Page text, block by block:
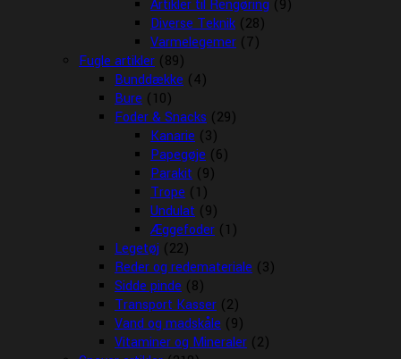
Artikler til Rengøring (9)
Diverse Teknik (28)
Varmelegemer (7)
Fugle artikler (89)
Bunddække (4)
Bure (10)
Foder & Snacks (29)
Kanarie (3)
Papegøje (6)
Parakit (9)
Trope (1)
Undulat (9)
Æggefoder (1)
Legetøj (22)
Reder og redemateriale (3)
Sidde pinde (8)
Transport Kasser (2)
Vand og madskåle (9)
Vitaminer og Mineraler (2)